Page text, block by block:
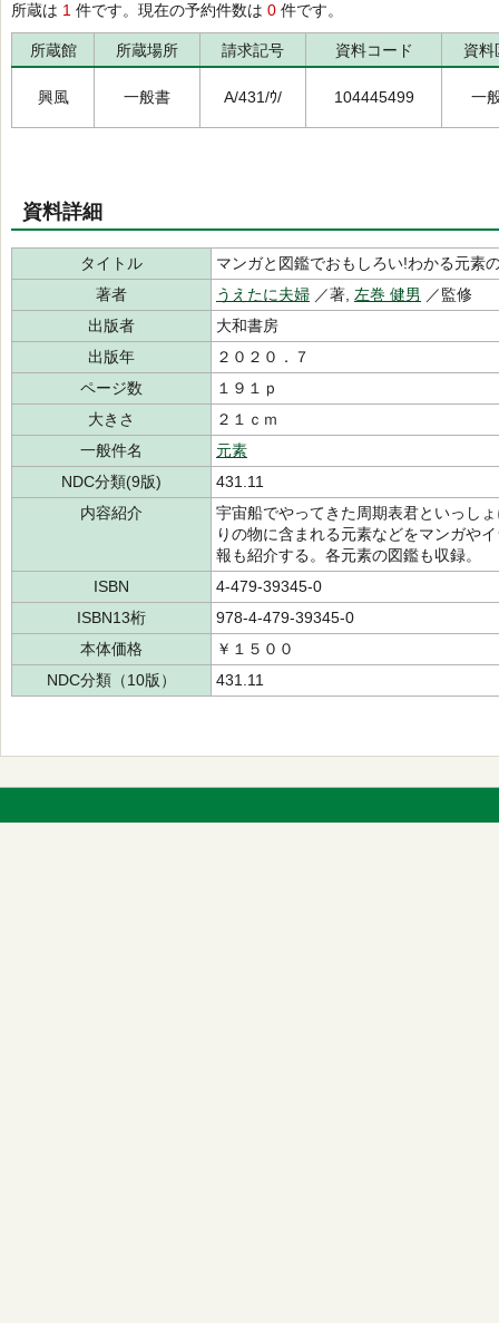
所蔵は 1 件です。現在の予約件数は 0 件です。
所蔵館 所蔵場所 請求記号 資料コード 資料
興風 一般書 A/431/ｳ/ 104445499 一
資料詳細
タイトル
マンガと図鑑でおもしろい!わかる元素
著者
うえたに夫婦 ／著, 左巻 健男 ／監修
出版者
大和書房
出版年
２０２０．７
ページ数
１９１ｐ
大きさ
２１ｃｍ
一般件名
元素
NDC分類(9版)
431.11
内容紹介
宇宙船でやってきた周期表君といっし
りの物に含まれる元素などをマンガや
報も紹介する。各元素の図鑑も収録。
ISBN
4-479-39345-0
ISBN13桁
978-4-479-39345-0
本体価格
￥１５００
NDC分類（10版）
431.11